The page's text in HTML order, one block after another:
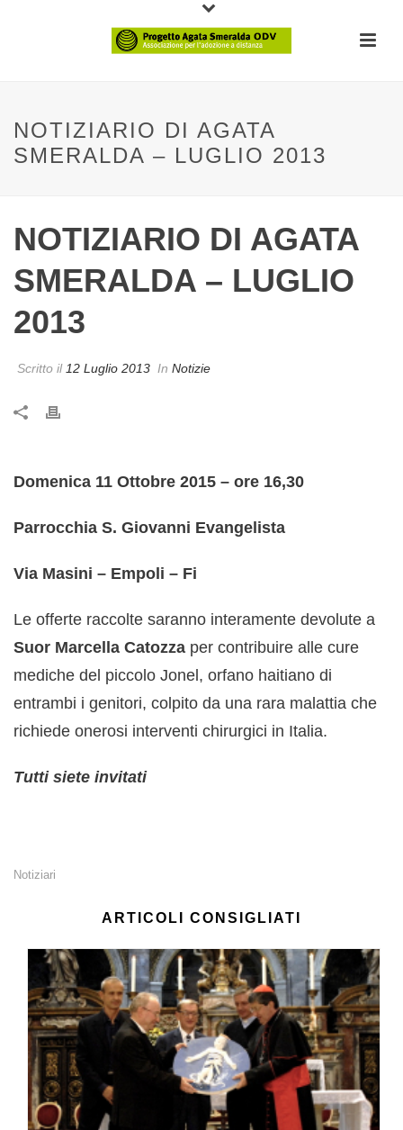
NOTIZIARIO DI AGATA
SMERALDA – LUGLIO 2013
NOTIZIARIO DI AGATA
SMERALDA – LUGLIO
2013
Scritto il 12 Luglio 2013 In Notizie
Domenica 11 Ottobre 2015 – ore 16,30
Parrocchia S. Giovanni Evangelista
Via Masini – Empoli – Fi
Le offerte raccolte saranno interamente devolute a
Suor Marcella Catozza per contribuire alle cure
mediche del piccolo Jonel, orfano haitiano di
entrambi i genitori, colpito da una rara malattia che
richiede onerosi interventi chirurgici in Italia.
Tutti siete invitati
Notiziari
ARTICOLI CONSIGLIATI